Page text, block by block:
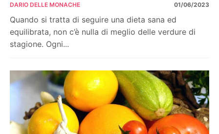
DARIO DELLE MONACHE 01/06/2023
Quando si tratta di seguire una dieta sana ed
equilibrata, non c’è nulla di meglio delle verdure di
stagione. Ogni...